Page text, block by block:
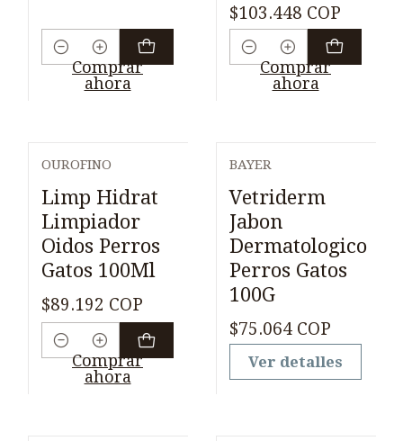
Cantidad
Comprar
ahora
$103.448 COP
Cantidad
Comprar
ahora
OUROFINO
Limp Hidrat
Limpiador
Oidos Perros
Gatos 100Ml
$89.192 COP
Cantidad
Comprar
ahora
BAYER
Vetriderm
Jabon
Dermatologico
Perros Gatos
100G
$75.064 COP
Ver detalles